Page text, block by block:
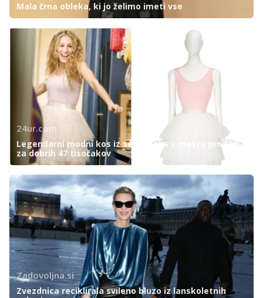
Mala črna obleka, ki jo želimo imeti vse
24ur.com
Legendarni modni kos iz serije Seks v mestu prodan
za dobrih 47 tisočakov
Zadovoljna.si
Zvezdnica reciklirala svileno bluzo iz lanskoletnih